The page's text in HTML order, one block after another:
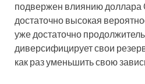
подвержен влиянию доллара
достаточно высокая
уже достаточно
диверсифицирует свои
как раз уменьшить свою